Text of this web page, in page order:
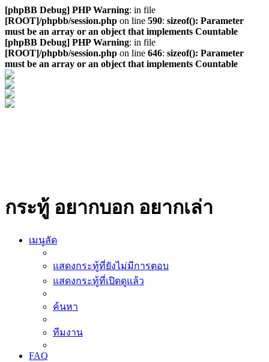
[phpBB Debug] PHP Warning: in file
[ROOT]/phpbb/session.php on line 590: sizeof(): Parameter
must be an array or an object that implements Countable
[phpBB Debug] PHP Warning: in file
[ROOT]/phpbb/session.php on line 646: sizeof(): Parameter
must be an array or an object that implements Countable
กระทู้ อยากบอก อยากเล่า
เมนูลัด
แสดงกระทู้ที่ยังไม่มีการตอบ
แสดงกระทู้ที่เปิดดูแล้ว
ค้นหา
ทีมงาน
FAQ